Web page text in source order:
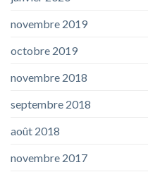
novembre 2019
octobre 2019
novembre 2018
septembre 2018
août 2018
novembre 2017